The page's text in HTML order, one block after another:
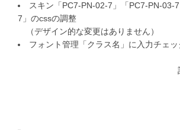
スキン「PC7-PN-02-7」「PC7-PN-03-
7」のcssの調整
（デザイン的な変更はありません）
フォント管理「クラス名」に入力チェッ